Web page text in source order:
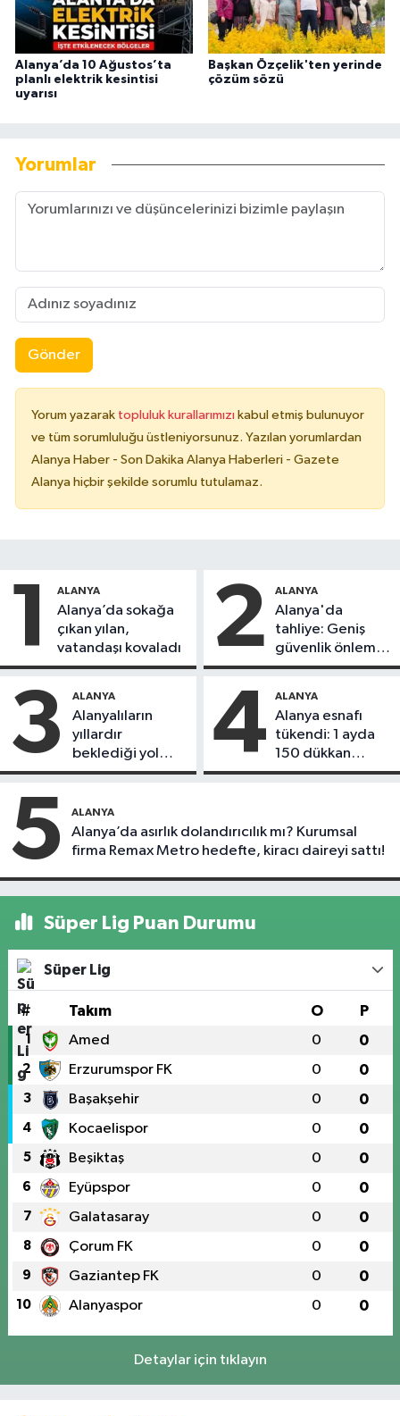
Alanya’da 10 Ağustos’ta
planlı elektrik kesintisi
uyarısı
Başkan Özçelik'ten yerinde
çözüm sözü
Yorumlar
Gönder
Yorum yazarak topluluk kurallarımızı kabul etmiş bulunuyor
ve tüm sorumluluğu üstleniyorsunuz. Yazılan yorumlardan
Alanya Haber - Son Dakika Alanya Haberleri - Gazete
Alanya hiçbir şekilde sorumlu tutulamaz.
1 ALANYA
Alanya’da sokağa
çıkan yılan,
vatandaşı kovaladı
2 ALANYA
Alanya'da
tahliye: Geniş
güvenlik önlemi
alındı
3 ALANYA
Alanyalıların
yıllardır
beklediği yol
askıdan döndü
4 ALANYA
Alanya esnafı
tükendi: 1 ayda
150 dükkan
kapandı
5 ALANYA
Alanya’da asırlık dolandırıcılık mı? Kurumsal
firma Remax Metro hedefte, kiracı daireyi sattı!
Süper Lig Puan Durumu
Süper Lig
# Takım O P
1 Amed 0 0
2 Erzurumspor FK 0 0
3 Başakşehir 0 0
4 Kocaelispor 0 0
5 Beşiktaş 0 0
6 Eyüpspor 0 0
7 Galatasaray 0 0
8 Çorum FK 0 0
9 Gaziantep FK 0 0
10 Alanyaspor 0 0
Detaylar için tıklayın